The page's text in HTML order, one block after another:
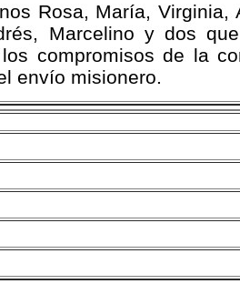
Rosa, María,
Marcelino y dos
compromisos de la
envío misionero.